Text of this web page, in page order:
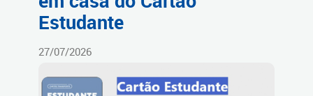
Estudante
27/07/2026